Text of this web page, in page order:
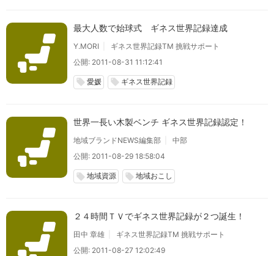
最大人数で始球式 ギネス世界記録達成
Y.MORI
ギネス世界記録TM 挑戦サポート
公開: 2011-08-31 11:12:41
local_offer 愛媛 local_offer ギネス世界記録
世界一長い木製ベンチ ギネス世界記録認定！
地域ブランドNEWS編集部
中部
公開: 2011-08-29 18:58:04
local_offer 地域資源 local_offer 地域おこし
２４時間ＴＶでギネス世界記録が２つ誕生！
田中 章雄
ギネス世界記録TM 挑戦サポート
公開: 2011-08-27 12:02:49